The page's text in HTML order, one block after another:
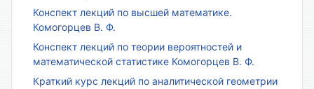
Конспект лекций по высшей математике.
Комогорцев В. Ф.
Конспект лекций по теории вероятностей и
математической статистике Комогорцев В. Ф.
Краткий курс лекций по аналитической геометрии